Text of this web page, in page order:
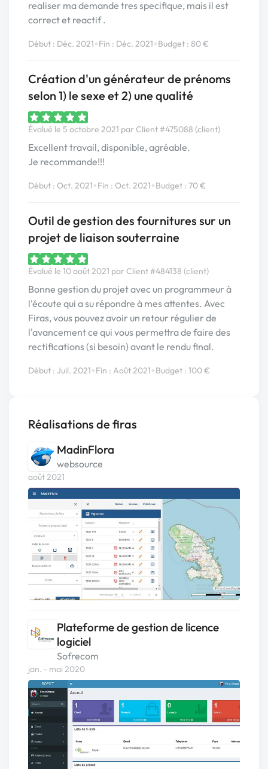
realiser ma demande tres specifique, mais il est
correct et reactif .
Début : Déc. 2021•Fin : Déc. 2021•Budget : 80 €
Création d'un générateur de prénoms
selon 1) le sexe et 2) une qualité
Évalué le 5 octobre 2021 par Client #475088 (client)
Excellent travail, disponible, agréable.
Je recommande!!!
Début : Oct. 2021•Fin : Oct. 2021•Budget : 70 €
Outil de gestion des fournitures sur un
projet de liaison souterraine
Évalué le 10 août 2021 par Client #484138 (client)
Bonne gestion du projet avec un programmeur à
l'écoute qui a su répondre à mes attentes. Avec
Firas, vous pouvez avoir un retour régulier de
l'avancement ce qui vous permettra de faire des
rectifications (si besoin) avant le rendu final.
Début : Juil. 2021•Fin : Août 2021•Budget : 100 €
Réalisations de firas
MadinFlora
websource
août 2021
Plateforme de gestion de licence
logiciel
Sofrecom
jan. - mai 2020